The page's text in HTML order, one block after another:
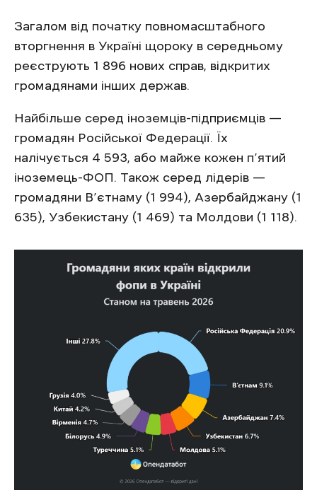
Загалом від початку повномасштабного
вторгнення в Україні щороку в середньому
реєструють 1 896 нових справ, відкритих
громадянами інших держав.
Найбільше серед іноземців-підприємців —
громадян Російської Федерації. Їх
налічується 4 593, або майже кожен п’ятий
іноземець-ФОП. Також серед лідерів —
громадяни В’єтнаму (1 994), Азербайджану (1
635), Узбекистану (1 469) та Молдови (1 118).